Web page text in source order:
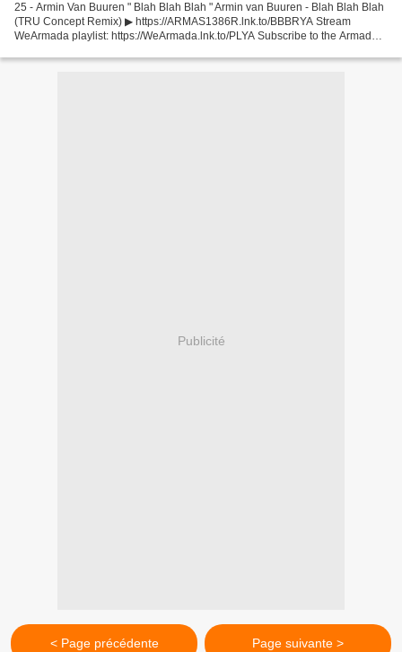
25 - Armin Van Buuren " Blah Blah Blah " Armin van Buuren - Blah Blah Blah
(TRU Concept Remix) ▶ https://ARMAS1386R.lnk.to/BBBRYA Stream
WeArmada playlist: https://WeArmada.lnk.to/PLYA Subscribe to the Armada
Publicité
< Page précédente Page suivante >